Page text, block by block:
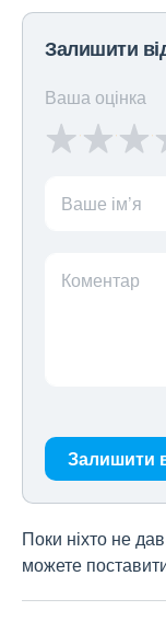
Залишити
Ваша оцінка
Ваше ім’я
Коментар
Залишити
Поки ніхто не
можете